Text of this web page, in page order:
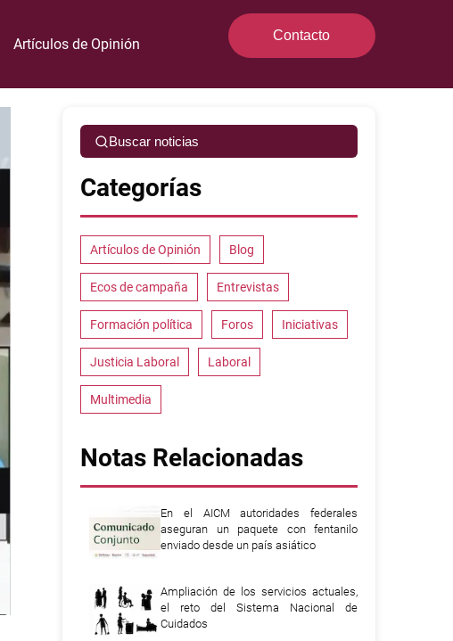
Artículos de Opinión
Contacto
Buscar noticias
Categorías
Artículos de Opinión Blog
Ecos de campaña Entrevistas
Formación política Foros Iniciativas
Justicia Laboral Laboral
Multimedia
Notas Relacionadas
En el AICM autoridades federales
aseguran un paquete con fentanilo
enviado desde un país asiático
Ampliación de los servicios actuales,
el reto del Sistema Nacional de
Cuidados